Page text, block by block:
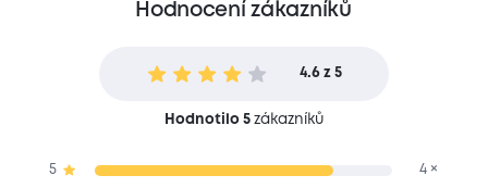
Hodnocení zákazníků
4.6 z 5
Hodnotilo 5zákazníků
5 4 ×